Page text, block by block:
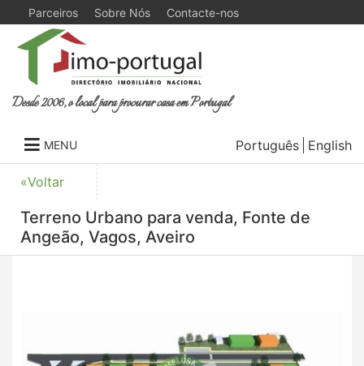
Parceiros Sobre Nós Contacte-nos
Desde 2006, o local para procurar casa em Portugal
MENU Português English
«Voltar
Terreno Urbano para venda, Fonte de
Angeão, Vagos, Aveiro